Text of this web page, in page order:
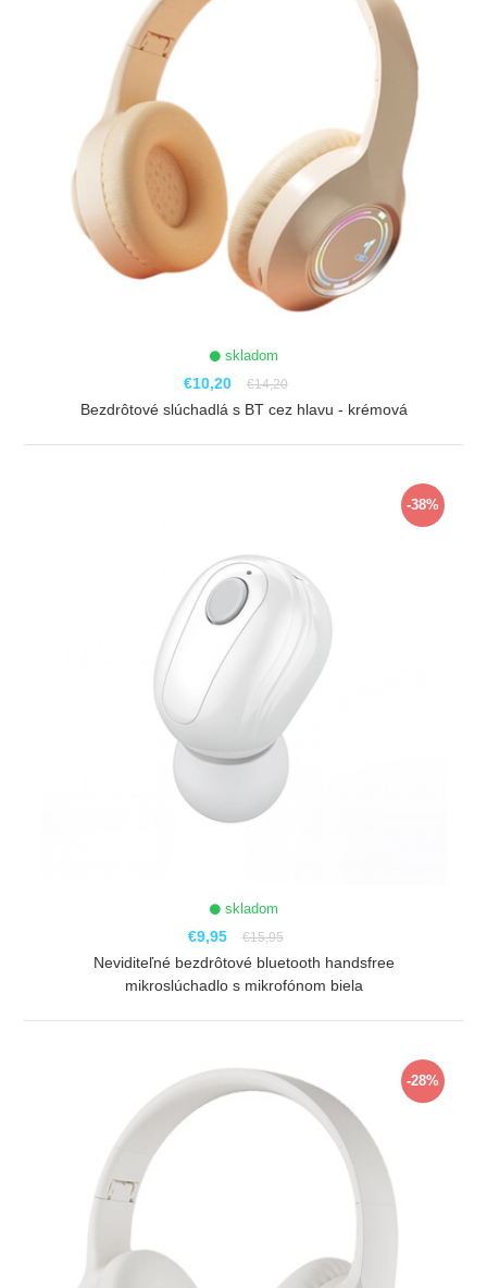
skladom
€10,20 €14,20
Bezdrôtové slúchadlá s BT cez hlavu - krémová
-38%
skladom
€9,95 €15,95
Neviditeľné bezdrôtové bluetooth handsfree
mikroslúchadlo s mikrofónom biela
-28%